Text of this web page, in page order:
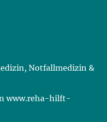
Notfallmedizin &
www.reha-hilft-